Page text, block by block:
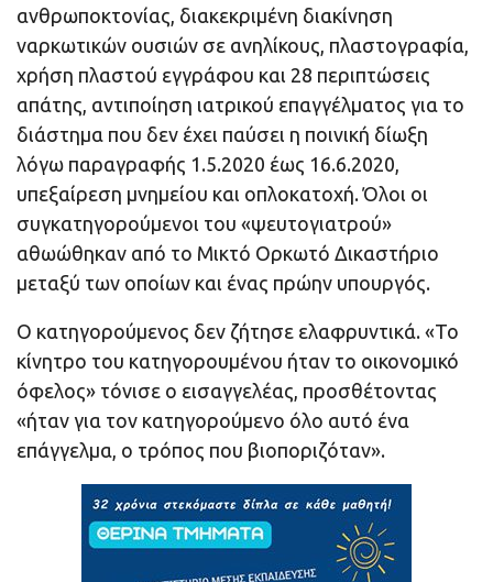
ανθρωποκτονίας, διακεκριμένη διακίνηση
ναρκωτικών ουσιών σε ανηλίκους, πλαστογραφία,
χρήση πλαστού εγγράφου και 28 περιπτώσεις
απάτης, αντιποίηση ιατρικού επαγγέλματος για το
διάστημα που δεν έχει παύσει η ποινική δίωξη
λόγω παραγραφής 1.5.2020 έως 16.6.2020,
υπεξαίρεση μνημείου και οπλοκατοχή. Όλοι οι
συγκατηγορούμενοι του «ψευτογιατρού»
αθωώθηκαν από το Μικτό Ορκωτό Δικαστήριο
μεταξύ των οποίων και ένας πρώην υπουργός.
Ο κατηγορούμενος δεν ζήτησε ελαφρυντικά. «Το
κίνητρο του κατηγορουμένου ήταν το οικονομικό
όφελος» τόνισε ο εισαγγελέας, προσθέτοντας
«ήταν για τον κατηγορούμενο όλο αυτό ένα
επάγγελμα, ο τρόπος που βιοποριζόταν».